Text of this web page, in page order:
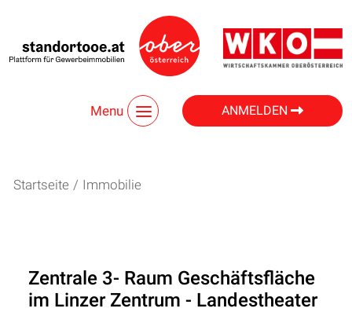
Menu ANMELDEN
Startseite / Immobilie
Zentrale 3- Raum Geschäftsfläche
im Linzer Zentrum - Landestheater